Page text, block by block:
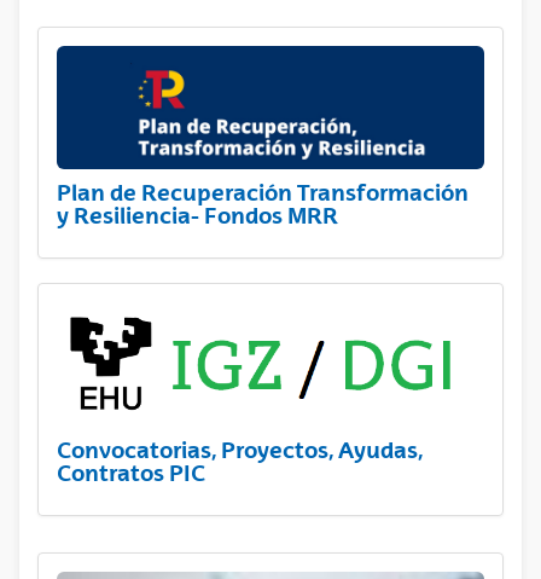
Plan de Recuperación Transformación
y Resiliencia- Fondos MRR
Convocatorias, Proyectos, Ayudas,
Contratos PIC